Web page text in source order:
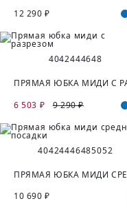
12 290 ₽
4042444648
6 503 ₽
9 290 ₽
40424446485052
10 690 ₽